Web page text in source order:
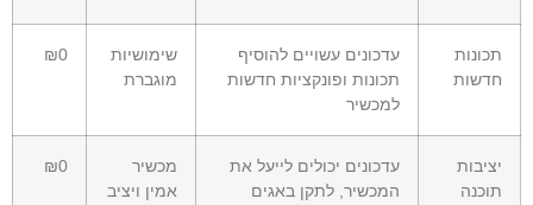
תכונות
חדשות
עדכונים עשויים להוסיף
תכונות ופונקציות חדשות
למכשיר
שימושיות
מוגברת
₪0
יציבות
תוכנה
עדכונים יכולים לייעל את
המכשיר, לתקן באגים
מכשיר
אמין ויציב
₪0